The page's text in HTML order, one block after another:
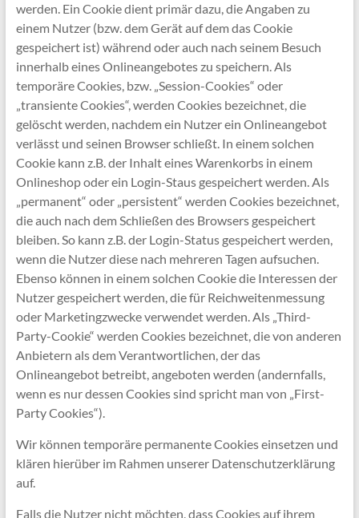
werden. Ein Cookie dient primär dazu, die Angaben zu
einem Nutzer (bzw. dem Gerät auf dem das Cookie
gespeichert ist) während oder auch nach seinem Besuch
innerhalb eines Onlineangebotes zu speichern. Als
temporäre Cookies, bzw. „Session-Cookies“ oder
„transiente Cookies“, werden Cookies bezeichnet, die
gelöscht werden, nachdem ein Nutzer ein Onlineangebot
verlässt und seinen Browser schließt. In einem solchen
Cookie kann z.B. der Inhalt eines Warenkorbs in einem
Onlineshop oder ein Login-Staus gespeichert werden. Als
„permanent“ oder „persistent“ werden Cookies bezeichnet,
die auch nach dem Schließen des Browsers gespeichert
bleiben. So kann z.B. der Login-Status gespeichert werden,
wenn die Nutzer diese nach mehreren Tagen aufsuchen.
Ebenso können in einem solchen Cookie die Interessen der
Nutzer gespeichert werden, die für Reichweitenmessung
oder Marketingzwecke verwendet werden. Als „Third-
Party-Cookie“ werden Cookies bezeichnet, die von anderen
Anbietern als dem Verantwortlichen, der das
Onlineangebot betreibt, angeboten werden (andernfalls,
wenn es nur dessen Cookies sind spricht man von „First-
Party Cookies“).
Wir können temporäre permanente Cookies einsetzen und
klären hierüber im Rahmen unserer Datenschutzerklärung
auf.
Falls die Nutzer nicht möchten, dass Cookies auf ihrem